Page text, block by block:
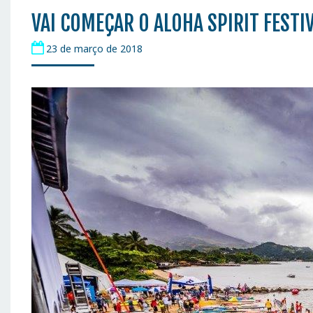
VAI COMEÇAR O ALOHA SPIRIT
23 de março de 2018